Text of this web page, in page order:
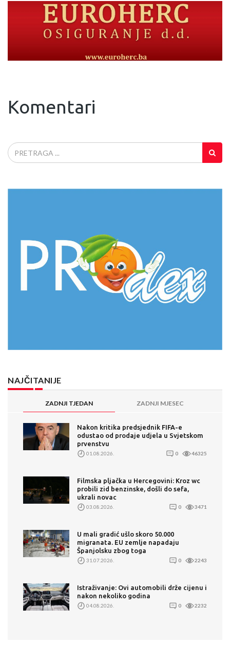
Komentari
NAJČITANIJE
ZADNJI TJEDAN ZADNJI MJESEC
Nakon kritika predsjednik FIFA-e
odustao od prodaje udjela u Svjetskom
prvenstvu
01.08.2026. 0 46325
Filmska pljačka u Hercegovini: Kroz wc
probili zid benzinske, došli do sefa,
ukrali novac
03.08.2026. 0 3471
U mali gradić ušlo skoro 50.000
migranata. EU zemlje napadaju
Španjolsku zbog toga
31.07.2026. 0 2243
Istraživanje: Ovi automobili drže cijenu i
nakon nekoliko godina
04.08.2026. 0 2232